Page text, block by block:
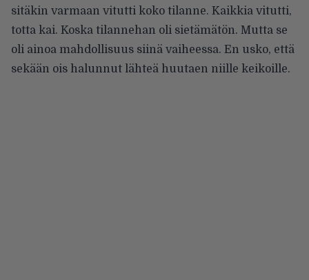
sitäkin varmaan vitutti koko tilanne. Kaikkia vitutti,
totta kai. Koska tilannehan oli sietämätön. Mutta se
oli ainoa mahdollisuus siinä vaiheessa. En usko, että
sekään ois halunnut lähteä huutaen niille keikoille.